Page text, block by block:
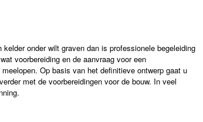
onder wilt graven dan is professionele begeleiding
voorbereiding en de aanvraag voor een
Op basis van het definitieve ontwerp gaat u
met de voorbereidingen voor de bouw. In veel